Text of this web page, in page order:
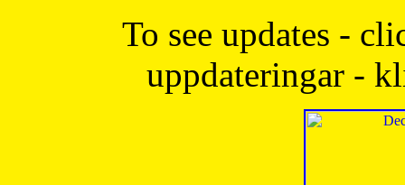
To see updates -
uppdateringar -